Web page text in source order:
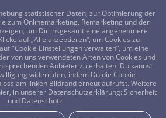
ANRUFEN: 0800-8478266
Möglichkeiten
statistischer Daten, zur Optimierung der
zum Onlinemarketing, Remarketing und der
um Dir insgesamt eine angenehmere
auf „Alle akzeptieren“, um Cookies zu
"Cookie Einstellungen verwalten“, um eine
von uns verwendeten Arten von Cookies und
Anbieter zu erhalten. Du kannst
widerrufen, indem Du die Cookie
am linken Bildrand erneut aufrufst. Weitere
in unserer Datenschutzerklärung: Sicherheit
und Datenschutz